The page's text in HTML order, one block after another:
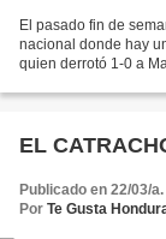
El pasado fin de
nacional donde hay
quien derrotó 1-0 a
EL
Publicado en 22/03/
Por Te Gusta